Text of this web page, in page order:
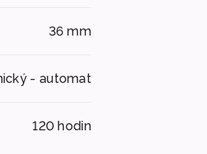
36 mm
- automat
120 hodin